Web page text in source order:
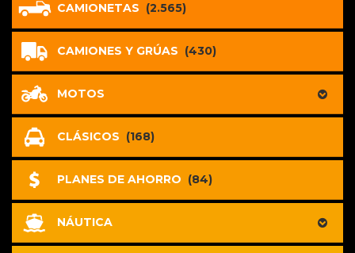
CAMIONETAS (2.565)
CAMIONES Y GRÚAS (430)
MOTOS
CLÁSICOS (168)
PLANES DE AHORRO (84)
NÁUTICA